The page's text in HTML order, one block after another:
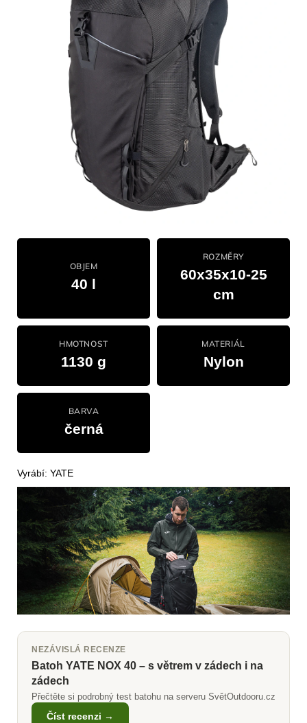
OBJEM
40 l
ROZMĚRY
60x35x10-25
cm
HMOTNOST
1130 g
MATERIÁL
Nylon
BARVA
černá
Vyrábí: YATE
NEZÁVISLÁ RECENZE
Batoh YATE NOX 40 – s větrem v zádech i na
zádech
Přečtěte si podrobný test batohu na serveru SvětOutdooru.cz
Číst recenzi →